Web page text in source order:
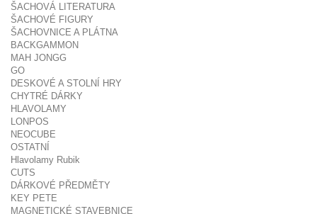
ŠACHOVÁ LITERATURA
ŠACHOVÉ FIGURY
ŠACHOVNICE A PLÁTNA
BACKGAMMON
MAH JONGG
GO
DESKOVÉ A STOLNÍ HRY
CHYTRÉ DÁRKY
HLAVOLAMY
LONPOS
NEOCUBE
OSTATNÍ
Hlavolamy Rubik
CUTS
DÁRKOVÉ PŘEDMĚTY
KEY PETE
MAGNETICKÉ STAVEBNICE